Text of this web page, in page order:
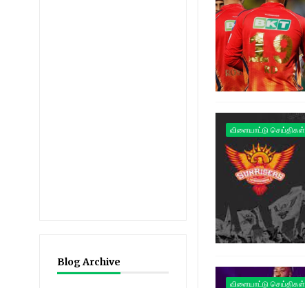
Blog Archive
விளையாட்டு செய்திகள்
விளையாட்டு செய்திகள்